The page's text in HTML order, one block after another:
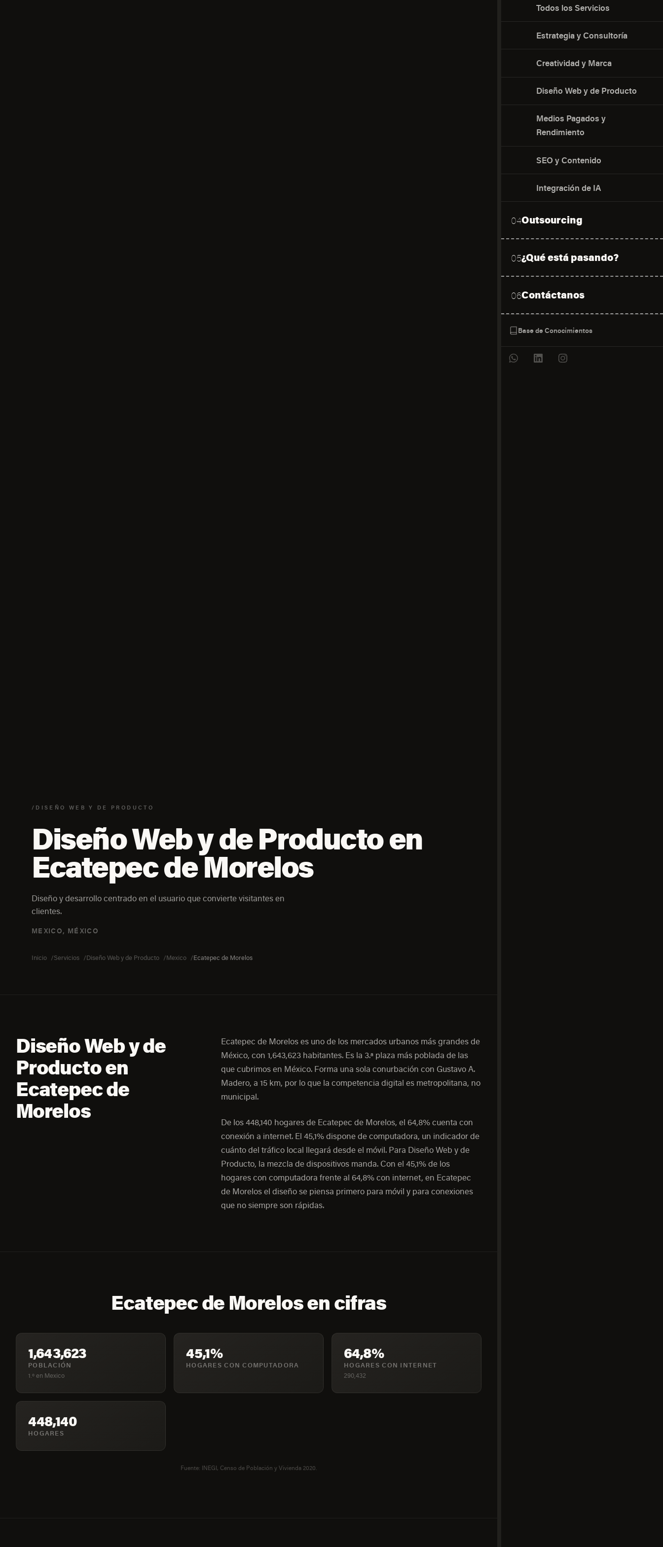
Todos los Servicios
Estrategia y Consultoría
Creatividad y Marca
Diseño Web y de Producto
Medios Pagados y
Rendimiento
SEO y Contenido
Integración de IA
04Outsourcing
05¿Qué está pasando?
06Contáctanos
Base de Conocimientos
/DISEÑO WEB Y DE PRODUCTO
Diseño Web y de Producto en
Ecatepec de Morelos
Diseño y desarrollo centrado en el usuario que convierte visitantes en
clientes.
MEXICO, MÉXICO
Inicio Servicios Diseño Web y de Producto Mexico Ecatepec de Morelos
Diseño Web y de
Producto en
Ecatepec de
Morelos
Ecatepec de Morelos es uno de los mercados urbanos más grandes de
México, con 1,643,623 habitantes. Es la 3.ª plaza más poblada de las
que cubrimos en México. Forma una sola conurbación con Gustavo A.
Madero, a 15 km, por lo que la competencia digital es metropolitana, no
municipal.
De los 448,140 hogares de Ecatepec de Morelos, el 64,8% cuenta con
conexión a internet. El 45,1% dispone de computadora, un indicador de
cuánto del tráfico local llegará desde el móvil. Para Diseño Web y de
Producto, la mezcla de dispositivos manda. Con el 45,1% de los
hogares con computadora frente al 64,8% con internet, en Ecatepec
de Morelos el diseño se piensa primero para móvil y para conexiones
que no siempre son rápidas.
Ecatepec de Morelos en cifras
1,643,623
POBLACIÓN
1.º en Mexico
45,1%
HOGARES CON COMPUTADORA
64,8%
HOGARES CON INTERNET
290,432
448,140
HOGARES
Fuente: INEGI, Censo de Población y Vivienda 2020.